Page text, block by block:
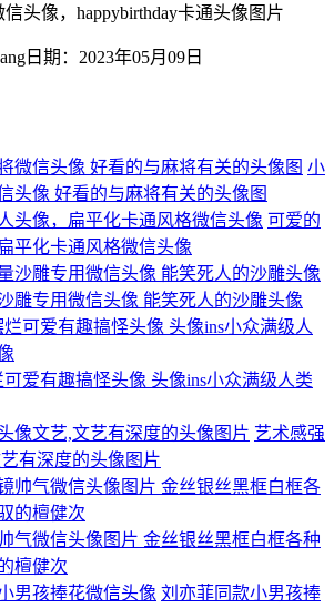
头像，happybirthday卡通头像图片
日期：2023年05月09日
小
头像 好看的与麻将有关的头像图
可爱的
平化卡通风格微信头像
雕专用微信头像 能笑死人的沙雕头像
爱有趣搞怪头像 ​​​头像ins小众满级人类
艺术感强
有深度的头像图片
气微信头像图片 金丝银丝黑框白框各种
檀健次
刘亦菲同款小男孩捧